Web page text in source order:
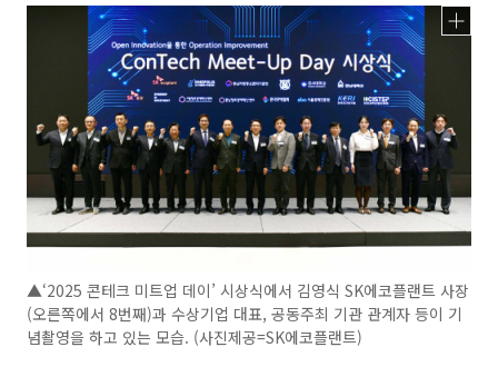
▲‘2025 콘테크 미트업 데이’ 시상식에서 김영식 SK에코플랜트 사장
(오른쪽에서 8번째)과 수상기업 대표, 공동주최 기관 관계자 등이 기
념촬영을 하고 있는 모습. (사진제공=SK에코플랜트)